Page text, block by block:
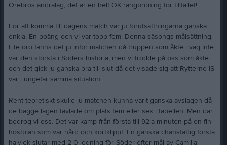
Örebros andralag, det är en helt OK rangordning för tillfället!
För att komma till dagens match var ju förutsättningarna ganska
enkla. En poäng och vi var topp-fem. Denna säsongs målsättning.
Lite oro fanns det ju inför matchen då truppen som åkte i väg inte
var den största i Söders historia, men vi trodde på oss som åkte
och det gick ju ganska bra till slut då det visade sig att Rytterne IS
var i ungefär samma situation.
Rent teoretiskt skulle ju matchen kunna varit ganska avslagen då
de bägge lagen tävlade om plats fem eller sex i tabellen. Men där
bedrog vi oss. Det var kamp från första till 92:a minuten på en fin
höstplan som var hård och kortklippt. En ganska chansfattig första
halvlek slutar med 2-0 ledning för Söder efter mål av Camilla